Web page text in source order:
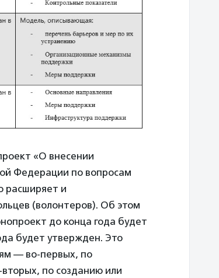
«О внесении
Федерации по вопросам
расширяет и
(волонтеров). Об этом
до конца года будет
будет утвержден. Это
— во-первых, по
по созданию или